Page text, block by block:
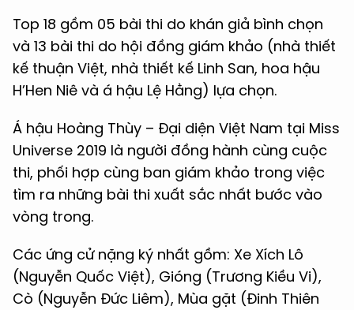
Top 18 gồm 05 bài thi do khán giả bình chọn
và 13 bài thi do hội đồng giám khảo (nhà thiết
kế thuận Việt, nhà thiết kế Linh San, hoa hậu
H’Hen Niê và á hậu Lệ Hằng) lựa chọn.
Á hậu Hoàng Thùy – Đại diện Việt Nam tại Miss
Universe 2019 là người đồng hành cùng cuộc
thi, phối hợp cùng ban giám khảo trong việc
tìm ra những bài thi xuất sắc nhất bước vào
vòng trong.
Các ứng cử nặng ký nhất gồm: Xe Xích Lô
(Nguyễn Quốc Việt), Gióng (Trương Kiều Vi),
Cò (Nguyễn Đức Liêm), Mùa gặt (Đinh Thiên